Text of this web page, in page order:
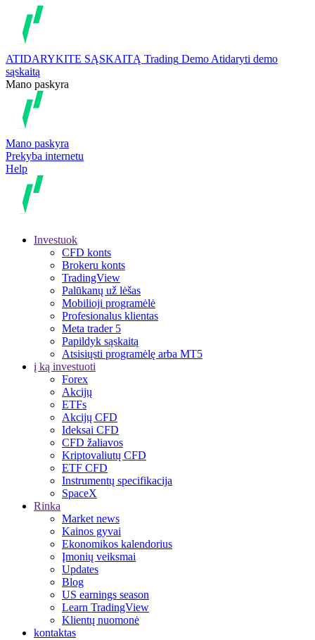
ATIDARYKITE SĄSKAITĄ Trading Demo Atidaryti demo
sąskaitą
Mano paskyra
Mano paskyra
Prekyba internetu
Help
Investuok
CFD konts
Brokeru konts
TradingView
Palūkanų už lėšas
Mobilioji programėlė
Profesionalus klientas
Meta trader 5
Papildyk sąskaitą
Atsisiųsti programėlę arba MT5
į ką investuoti
Forex
Akcijų
ETFs
Akcijų CFD
Ideksai CFD
CFD žaliavos
Kriptovaliutų CFD
ETF CFD
Instrumentų specifikacija
SpaceX
Rinka
Market news
Kainos gyvai
Ekonomikos kalendorius
Įmonių veiksmai
Updates
Blog
US earnings season
Learn TradingView
Klientų nuomonė
kontaktas